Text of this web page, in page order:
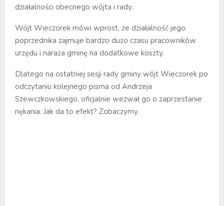
działalności obecnego wójta i rady.
Wójt Wieczorek mówi wprost, że działalność jego
poprzednika zajmuje bardzo dużo czasu pracowników
urzędu i naraża gminę na dodatkowe koszty.
Dlatego na ostatniej sesji rady gminy wójt Wieczorek po
odczytaniu kolejnego pisma od Andrzeja
Szewczkowskiego, oficjalnie wezwał go o zaprzestanie
nękania. Jak da to efekt? Zobaczymy.